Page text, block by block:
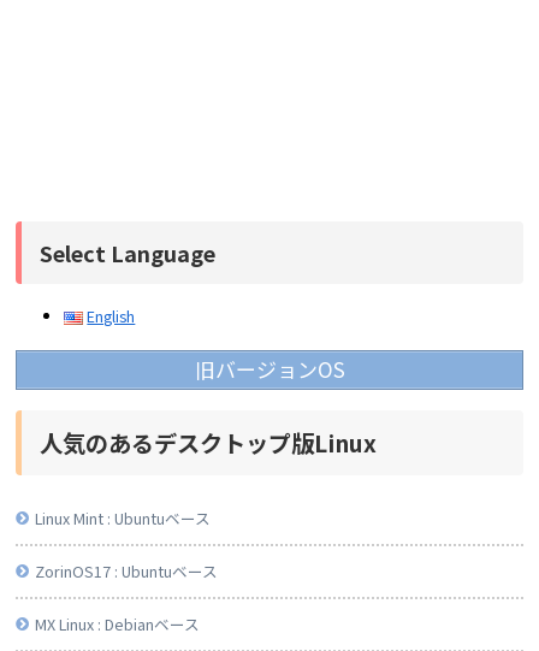
Select Language
English
旧バージョンOS
人気のあるデスクトップ版Linux
Linux Mint : Ubuntuベース
ZorinOS17 : Ubuntuベース
MX Linux : Debianベース